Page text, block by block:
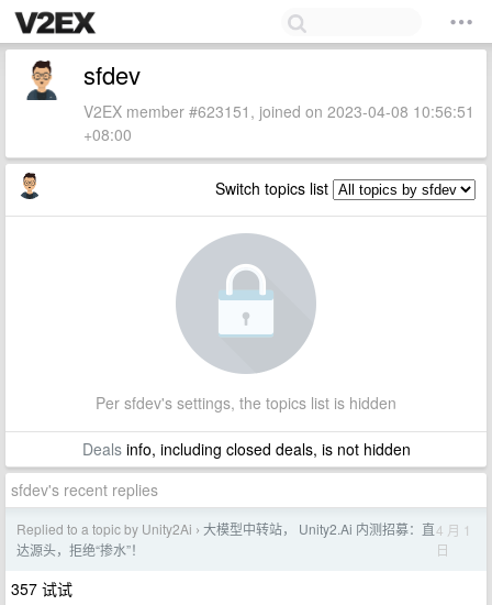
sfdev
V2EX member #623151, joined on 2023-04-08 10:56:51
+08:00
Switch topics list
Per sfdev's settings, the topics list is hidden
Dealsinfo, including closed deals, is not hidden
sfdev's recent replies
Replied to a topic by Unity2Ai › 大模型中转站， Unity2.Ai 内测招募：直
达源头，拒绝“掺水”！
4 月 1
日
357 试试